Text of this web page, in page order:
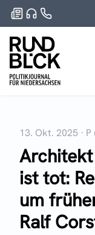
13. Okt. 2025 · P
ist tot:
um
Ralf